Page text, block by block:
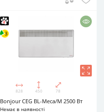
828 450 78
Bonjour CEG BL-Meca/M 2500 Вт
Немає в наявності